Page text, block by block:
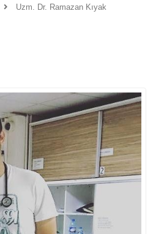
Uzm. Dr. Ramazan Kıyak